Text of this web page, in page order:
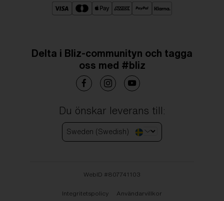
Delta i Bliz-communityn och tagga
oss med #bliz
Du önskar leverans till:
Sweden (Swedish)
WebID #807741103
Integritetspolicy
Användarvillkor